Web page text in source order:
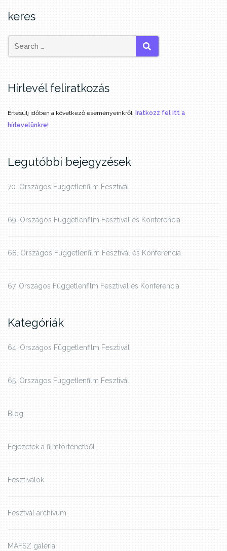
keres
SEARCH
Hírlevél feliratkozás
Értesülj időben a következő eseményeinkről. Iratkozz fel itt a
hírlevelünkre!
Legutóbbi bejegyzések
70. Országos Függetlenfilm Fesztivál
69. Országos Függetlenfilm Fesztivál és Konferencia
68. Országos Függetlenfilm Fesztivál és Konferencia
67. Országos Függetlenfilm Fesztivál és Konferencia
Kategóriák
64. Országos Függetlenfilm Fesztivál
65. Országos Függetlenfilm Fesztivál
Blog
Fejezetek a filmtörténetből
Fesztiválok
Fesztvál archívum
MAFSZ galéria